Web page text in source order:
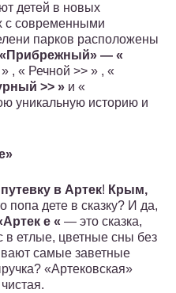
детей в новых
с современными
парков расположены
«Прибрежный» — «
, « Речной >> » , «
>> » и «
уникальную историю и
в Артек! Крым,
попа дете в сказку? И да,
е « — это сказка,
в етлые, цветные сны без
самые заветные
«Артековская»